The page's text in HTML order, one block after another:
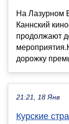
На Лазурном
Каннский
продолжают
дорожку
21:21, 18 Янв
Курские